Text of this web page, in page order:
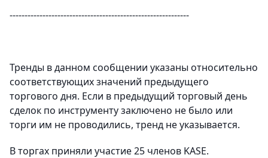
------------------------------------------------------------
Тренды в данном сообщении указаны относительно
соответствующих значений предыдущего
торгового дня. Если в предыдущий торговый день
сделок по инструменту заключено не было или
торги им не проводились, тренд не указывается.
В торгах приняли участие 25 членов KASE.